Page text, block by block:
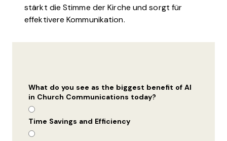
stärkt die Stimme der Kirche und sorgt für
effektivere Kommunikation.
What do you see as the biggest benefit of AI
in Church Communications today?
Time Savings and Efficiency